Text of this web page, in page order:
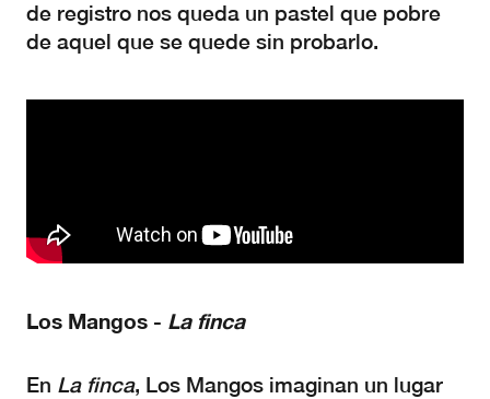
de registro nos queda un pastel que pobre
de aquel que se quede sin probarlo.
Los Mangos - Lafinca
En Lafinca, Los Mangos imaginan un lugar